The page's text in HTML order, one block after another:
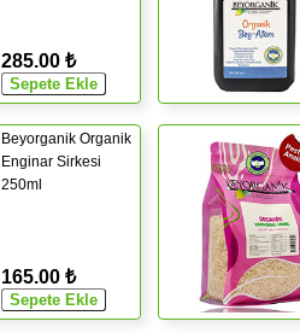
285.00 ₺
Beyorganik Organik
Enginar Sirkesi
250ml
165.00 ₺